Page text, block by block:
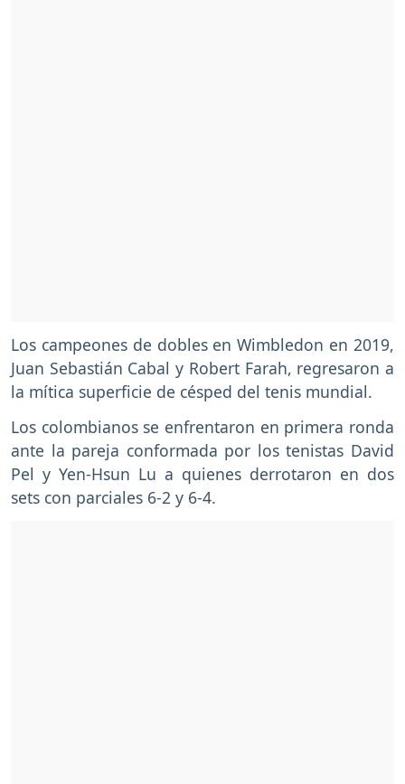
Los campeones de dobles en Wimbledon en 2019,
Juan Sebastián Cabal y Robert Farah, regresaron a
la mítica superficie de césped del tenis mundial.
Los colombianos se enfrentaron en primera ronda
ante la pareja conformada por los tenistas David
Pel y Yen-Hsun Lu a quienes derrotaron en dos
sets con parciales 6-2 y 6-4.